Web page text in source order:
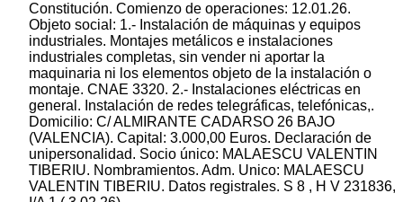
Constitución. Comienzo de operaciones: 12.01.26.
Objeto social: 1.- Instalación de máquinas y equipos
industriales. Montajes metálicos e instalaciones
industriales completas, sin vender ni aportar la
maquinaria ni los elementos objeto de la instalación o
montaje. CNAE 3320. 2.- Instalaciones eléctricas en
general. Instalación de redes telegráficas, telefónicas,.
Domicilio: C/ ALMIRANTE CADARSO 26 BAJO
(VALENCIA). Capital: 3.000,00 Euros. Declaración de
unipersonalidad. Socio único: MALAESCU VALENTIN
TIBERIU. Nombramientos. Adm. Unico: MALAESCU
VALENTIN TIBERIU. Datos registrales. S 8 , H V 231836,